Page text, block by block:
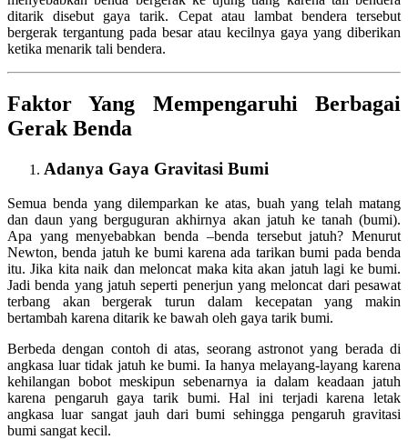
ditarik disebut gaya tarik. Cepat atau lambat bendera tersebut
bergerak tergantung pada besar atau kecilnya gaya yang diberikan
ketika menarik tali bendera.
Faktor Yang Mempengaruhi Berbagai
Gerak Benda
Adanya Gaya Gravitasi Bumi
Semua benda yang dilemparkan ke atas, buah yang telah matang
dan daun yang berguguran akhirnya akan jatuh ke tanah (bumi).
Apa yang menyebabkan benda –benda tersebut jatuh? Menurut
Newton, benda jatuh ke bumi karena ada tarikan bumi pada benda
itu. Jika kita naik dan meloncat maka kita akan jatuh lagi ke bumi.
Jadi benda yang jatuh seperti penerjun yang meloncat dari pesawat
terbang akan bergerak turun dalam kecepatan yang makin
bertambah karena ditarik ke bawah oleh gaya tarik bumi.
Berbeda dengan contoh di atas, seorang astronot yang berada di
angkasa luar tidak jatuh ke bumi. Ia hanya melayang-layang karena
kehilangan bobot meskipun sebenarnya ia dalam keadaan jatuh
karena pengaruh gaya tarik bumi. Hal ini terjadi karena letak
angkasa luar sangat jauh dari bumi sehingga pengaruh gravitasi
bumi sangat kecil.